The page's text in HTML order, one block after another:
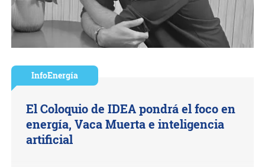
InfoEnergía
El Coloquio de IDEA pondrá el foco en
energía, Vaca Muerta e inteligencia
artificial